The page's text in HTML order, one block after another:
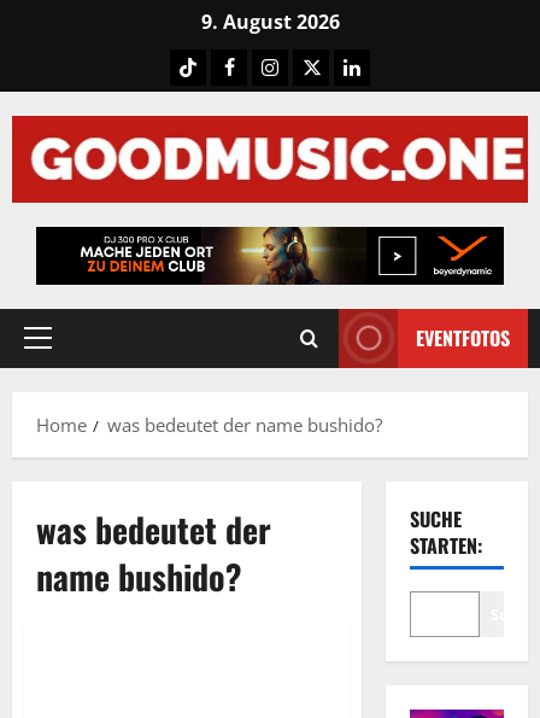
9. August 2026
TiktokFacebook
Instagram
X LinkedIN
Primary
EVENTFOTOS
Home was bedeutet der name bushido?
was bedeutet der
name bushido?
SUCHE
STARTEN: